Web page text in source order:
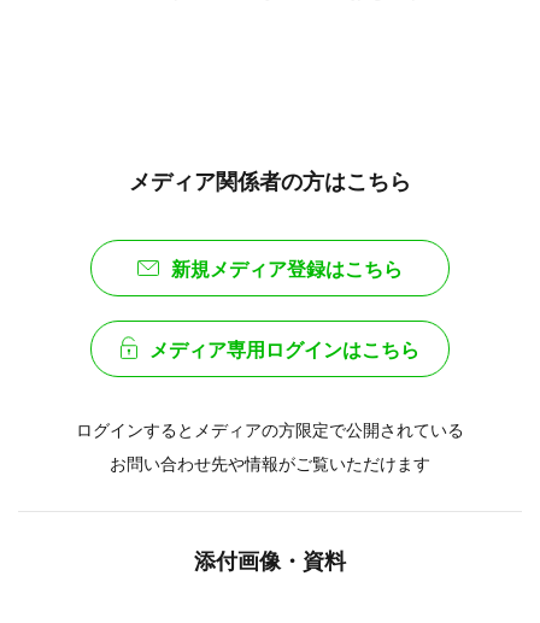
メディア関係者の方はこちら
新規メディア登録はこちら
メディア専用ログインはこちら
ログインするとメディアの方限定で公開されている
お問い合わせ先や情報がご覧いただけます
添付画像・資料